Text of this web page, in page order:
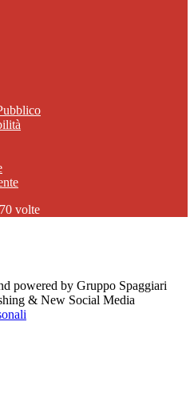
volte
powered by Gruppo Spaggiari
& New Social Media